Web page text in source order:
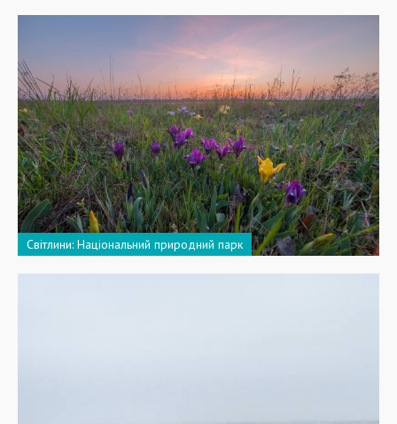
Світлини: Національний природний парк